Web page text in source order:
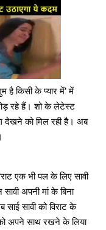
है किसी के प्यार में’ में
रहे हैं। शो के लेटेस्ट
देखने को मिल रही है। अब
एक भी पल के लिए सावी
अपनी मां के बिना
साई सावी को विराट के
अपने साथ रखने के लिया